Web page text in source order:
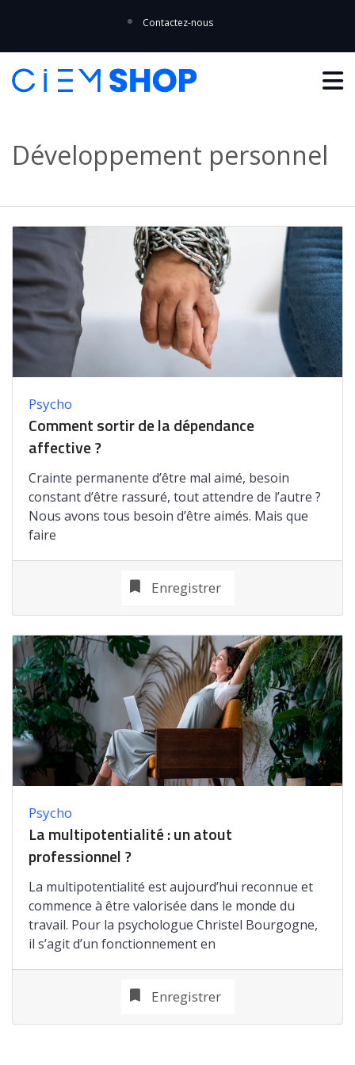
Contactez-nous
Développement personnel
Psycho
Comment sortir de la dépendance
affective ?
Crainte permanente d’être mal aimé, besoin
constant d’être rassuré, tout attendre de l’autre ?
Nous avons tous besoin d’être aimés. Mais que
faire
Enregistrer
Psycho
La multipotentialité : un atout
professionnel ?
La multipotentialité est aujourd’hui reconnue et
commence à être valorisée dans le monde du
travail. Pour la psychologue Christel Bourgogne,
il s’agit d’un fonctionnement en
Enregistrer